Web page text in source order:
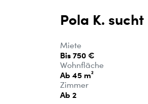
Pola K. sucht
Miete
Bis 750 €
Wohnfläche
Ab 45 m²
Zimmer
Ab 2